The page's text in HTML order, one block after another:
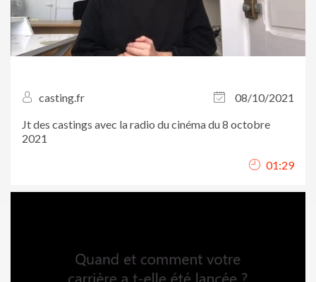
casting.fr
08/10/2021
Jt des castings avec la radio du cinéma du 8 octobre
2021
01:29